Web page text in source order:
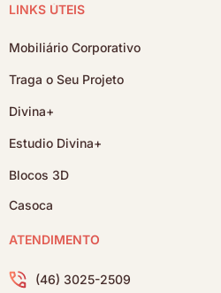
LINKS ÚTEIS
Mobiliário Corporativo
Traga o Seu Projeto
Divina+
Estudio Divina+
Blocos 3D
Casoca
ATENDIMENTO
(46) 3025-2509